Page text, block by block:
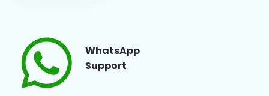
WhatsApp
Support